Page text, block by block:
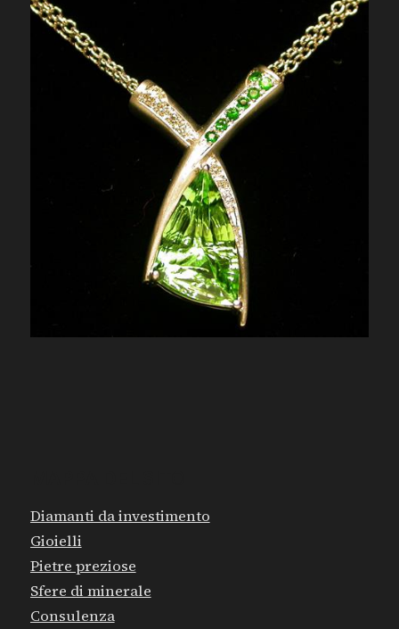
Diamanti da investimento
Gioielli
Pietre preziose
Sfere di minerale
Consulenza